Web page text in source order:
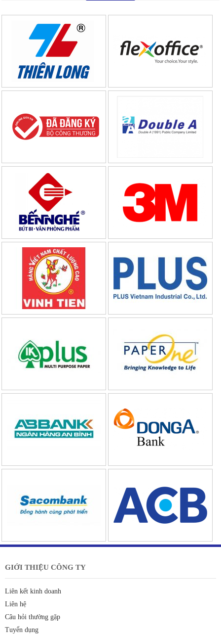
GIỚI THIỆU CÔNG TY
Liên kết kinh doanh
Liên hệ
Câu hỏi thường gặp
Tuyển dụng